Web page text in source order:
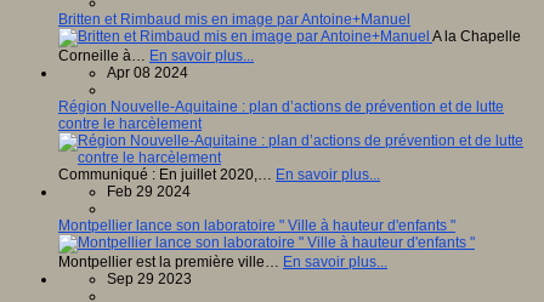
Britten et Rimbaud mis en image par Antoine+Manuel
A la Chapelle
Corneille à… En savoir plus...
Apr 08 2024
Région Nouvelle-Aquitaine : plan d’actions de prévention et de lutte
contre le harcèlement
Communiqué : En juillet 2020,… En savoir plus...
Feb 29 2024
Montpellier lance son laboratoire " Ville à hauteur d'enfants "
Montpellier est la première ville… En savoir plus...
Sep 29 2023